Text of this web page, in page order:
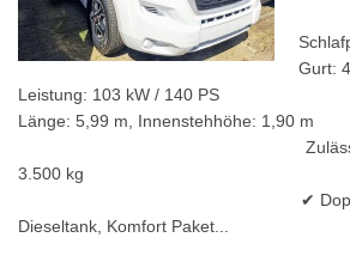
Gurt: 4
Leistung: 103 kW / 140 PS
Länge: 5,99 m, Innenstehhöhe: 1,90 m
Zulässiges
3.500 kg
✔ Doppelbett,
Dieseltank, Komfort Paket...